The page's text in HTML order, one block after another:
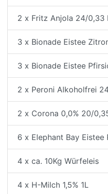
2 x Fritz Anjola 24/0,33
3 x Bionade Eistee
3 x Bionade Eistee
2 x Peroni Alkoholfrei
2 x Corona 0,0% 20/
6 x Elephant Bay
4 x ca. 10Kg Würfeleis
4 x H-Milch 1,5% 1L